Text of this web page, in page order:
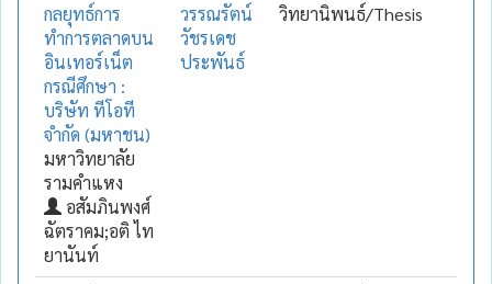
กลยุทธ์การ
ทำการตลาดบน
อินเทอร์เน็ต
กรณีศึกษา :
บริษัท ทีโอที
จำกัด (มหาชน)
มหาวิทยาลัย
รามคำแหง
อสัมภินพงศ์
ฉัตราคม;อติ ไท
ยานันท์
วรรณรัตน์
วัชรเดช
ประพันธ์
วิทยานิพนธ์/Thesis